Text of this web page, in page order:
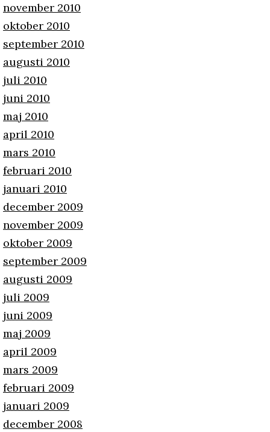
november 2010
oktober 2010
september 2010
augusti 2010
juli 2010
juni 2010
maj 2010
april 2010
mars 2010
februari 2010
januari 2010
december 2009
november 2009
oktober 2009
september 2009
augusti 2009
juli 2009
juni 2009
maj 2009
april 2009
mars 2009
februari 2009
januari 2009
december 2008